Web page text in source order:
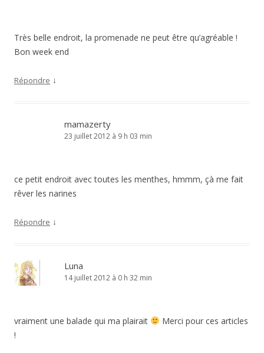
Très belle endroit, la promenade ne peut être qu’agréable !
Bon week end
Répondre ↓
mamazerty
23 juillet 2012 à 9 h 03 min
ce petit endroit avec toutes les menthes, hmmm, çà me fait
rêver les narines
Répondre ↓
Luna
14 juillet 2012 à 0 h 32 min
vraiment une balade qui ma plairait
Merci pour ces articles
!